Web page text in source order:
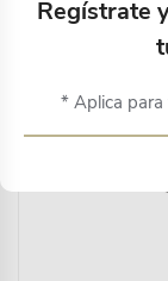
Regístrate
* Aplica para